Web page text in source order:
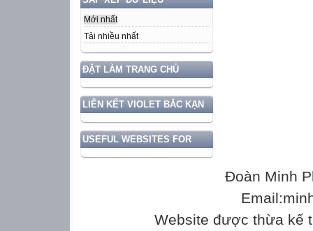
Mới nhất
Tải nhiều nhất
ĐẶT LÀM TRANG CHỦ
LIÊN KẾT VIOLET BẮC KẠN
USEFUL WEBSITES FOR
Đoàn Minh
Website được thừa kế